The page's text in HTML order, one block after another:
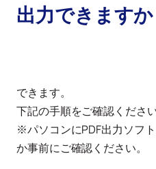
出力できますか
できます。
下記の手順をご確認ください
※パソコンにPDF出力ソフ
か事前にご確認ください。